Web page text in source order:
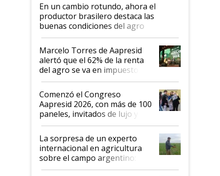
En un cambio rotundo, ahora el
productor brasilero destaca las
buenas condiciones del agro
argentino para invertir: "Los veo
más motivados"
Marcelo Torres de Aapresid
alertó que el 62% de la renta
del agro se va en impuestos:
"No es bueno que en
Argentina se sigan discutiendo
las mismas cosas de hace 50
años"
Comenzó el Congreso
Aapresid 2026, con más de 100
paneles, invitados de lujo y
todas las tendencias
La sorpresa de un experto
internacional en agricultura
sobre el campo argentino:
"Estoy muy impresionado"